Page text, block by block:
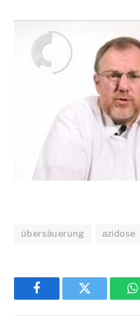
übersäuerung azidose
FacebookTwitter